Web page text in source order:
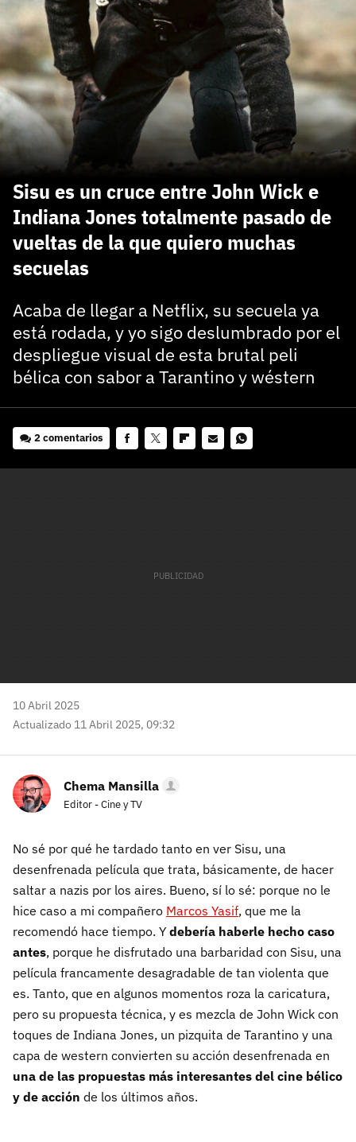
Sisu es un cruce entre John Wick e
Indiana Jones totalmente pasado de
vueltas de la que quiero muchas
secuelas
Acaba de llegar a Netflix, su secuela ya
está rodada, y yo sigo deslumbrado por el
despliegue visual de esta brutal peli
bélica con sabor a Tarantino y wéstern
2 comentarios
10 Abril 2025
Actualizado 11 Abril 2025, 09:32
Chema Mansilla
Editor - Cine y TV
No sé por qué he tardado tanto en ver Sisu, una
desenfrenada película que trata, básicamente, de hacer
saltar a nazis por los aires. Bueno, sí lo sé: porque no le
hice caso a mi compañero Marcos Yasif, que me la
recomendó hace tiempo. Y debería haberle hecho caso
antes, porque he disfrutado una barbaridad con Sisu, una
película francamente desagradable de tan violenta que
es. Tanto, que en algunos momentos roza la caricatura,
pero su propuesta técnica, y es mezcla de John Wick con
toques de Indiana Jones, un pizquita de Tarantino y una
capa de western convierten su acción desenfrenada en
una de las propuestas más interesantes del cine bélico
y de acción de los últimos años.
¿Todavía no tienes cuenta?
Regístrate gratis
El inicio de sesión con Facebook ya no está
disponible, pero puedes seguir usando tu cuenta
Recupera tu acceso con Facebook
carácter inicial), pero no mayúsculas, espacios, tildes
o caracteres especiales.
He leído y acepto la
politica de privacidad y
de participación
Registrarse en 3DJuegos
Entra con Google
¿Ya tienes cuenta?
Entra en 3DJuegos